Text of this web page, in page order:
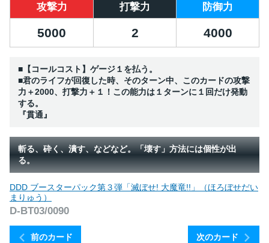
攻撃力 打撃力 防御力
5000 2 4000
■【コールコスト】ゲージ１を払う。
■君のライフが回復した時、そのターン中、このカードの攻撃
力＋2000、打撃力＋１！この能力は１ターンに１回だけ発動
する。
『貫通』
斬る、砕く、潰す、などなど。「壊す」方法には個性が出
る。
前のカード
DDD ブースターパック第３弾「滅ぼせ! 大魔竜!!」（ほろぼせだい
まりゅう）
D-BT03/0090
次のカード